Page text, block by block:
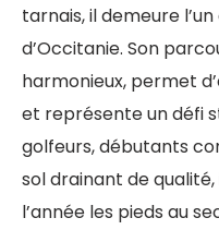
tarnais, il demeure
d’Occitanie. Son
harmonieux, permet
et représente un défi
golfeurs, débutants
sol drainant de
l’année les pieds au